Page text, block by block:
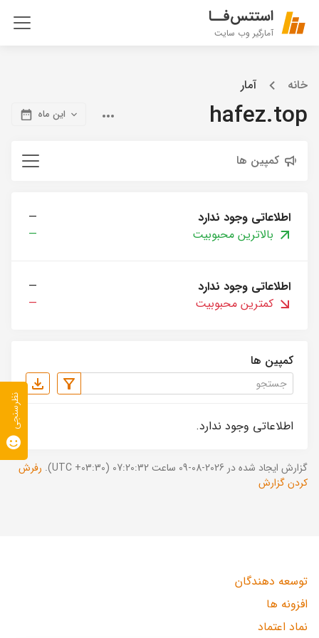
استتس‌فــا
آمارگیر وب سایت
خانه آمار
hafez.top این ماه
کمپین ها
اطلاعاتی وجود ندارد
—
بالاترین محبوبیت
—
اطلاعاتی وجود ندارد
—
کمترین محبوبیت
—
کمپین ها
اطلاعاتی وجود ندارد.
گزارش ایجاد شده در 2026-08-09 ساعت 07:20:32 (UTC +03:30).
رفرش
کردن گزارش
توسعه دهندگان
افزونه ها
نماد اعتماد
نظرسنجی